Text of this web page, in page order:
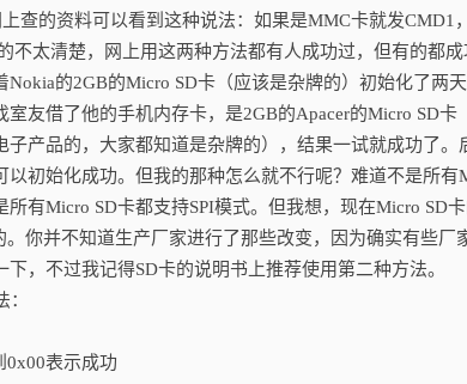
查的资料可以看到这种说法：如果是MMC卡就发CMD1
不太清楚，网上用这两种方法都有人成功过，但有的都
Nokia的2GB的Micro SD卡（应该是杂牌的）初始化了两
室友借了他的手机内存卡，是2GB的Apacer的Micro SD
子产品的，大家都知道是杂牌的），结果一试就成功了
以初始化成功。但我的那种怎么就不行呢？难道不是所有
所有Micro SD卡都支持SPI模式。但我想，现在Micro SD
。你并不知道生产厂家进行了那些改变，因为确实有些
下，不过我记得SD卡的说明书上推荐使用第二种方法。
表示成功